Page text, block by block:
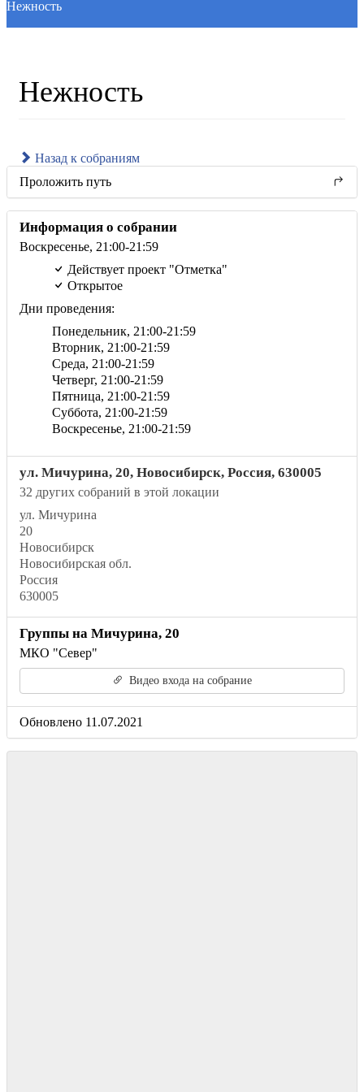
Нежность
Нежность
Назад к собраниям
Проложить путь
Информация о собрании
Воскресенье, 21:00-21:59
Действует проект "Отметка"
Открытое
Дни проведения:
Понедельник, 21:00-21:59
Вторник, 21:00-21:59
Среда, 21:00-21:59
Четверг, 21:00-21:59
Пятница, 21:00-21:59
Суббота, 21:00-21:59
Воскресенье, 21:00-21:59
ул. Мичурина, 20, Новосибирск, Россия, 630005
32 других собраний в этой локации
ул. Мичурина
20
Новосибирск
Новосибирская обл.
Россия
630005
Группы на Мичурина, 20
МКО "Север"
Видео входа на собрание
Обновлено 11.07.2021